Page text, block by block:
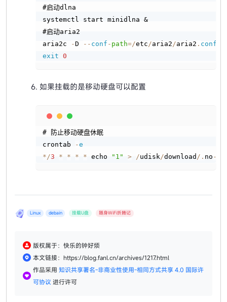
#启动dlna
systemctl start minidlna &
#启动aria2
aria2c
-D - - conf - path=/etc/aria2/aria2 . conf
exit 0
如果挂载的是移动硬盘可以配置
# 防止移动硬盘休眠
crontab
-e
*/3 * * * * echo "1" > /udisk/download / . no -
Linux debain 挂载U盘 随身WiFi折腾记
版权属于：快乐的钟好烦
本文链接：https://blog.fanl.cn/archives/1217.html
作品采用 知识共享署名-非商业性使用-相同方式共享 4.0 国际许
可协议 进行许可